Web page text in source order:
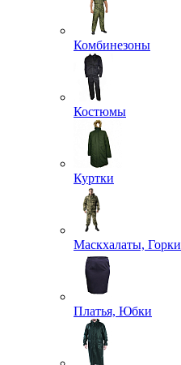
Комбинезоны
Костюмы
Куртки
Маскхалаты, Горки
Платья, Юбки